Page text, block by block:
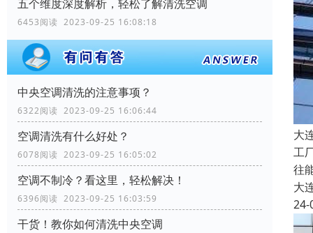
五个维度深度解析，轻松了解清洗空调
6453阅读 2023-09-25 16:08:18
中央空调清洗的注意事项？
6322阅读 2023-09-25 16:06:44
空调清洗有什么好处？
6078阅读 2023-09-25 16:05:02
空调不制冷？看这里，轻松解决！
6396阅读 2023-09-25 16:03:59
干货！教你如何清洗中央空调
大
工
往
大
24-